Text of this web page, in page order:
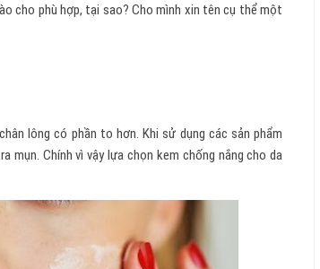
cho phù hợp, tại sao? Cho mình xin tên cụ thể một
lông có phần to hơn. Khi sử dụng các sản phẩm
mụn. Chính vì vậy lựa chọn kem chống nắng cho da